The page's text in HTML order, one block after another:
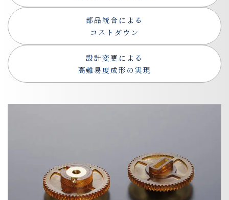
部品統合による
コストダウン
設計変更による
高難易度成形の実現